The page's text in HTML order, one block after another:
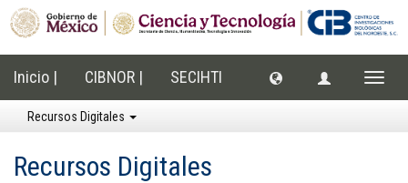
Inicio | CIBNOR | SECIHTI
Recursos Digitales
Recursos Digitales